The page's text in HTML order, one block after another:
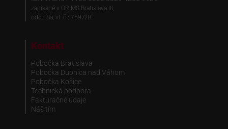
zapísané v OR MS Bratislava III,
odd.: Sa, vl. č.: 7597/B
Kontakt
Pobočka Bratislava
Pobočka Dubnica nad Váhom
Pobočka Košice
Technická podpora
Fakturačné údaje
Náš tím